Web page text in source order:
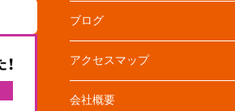
ブログ
アクセスマップ
会社概要